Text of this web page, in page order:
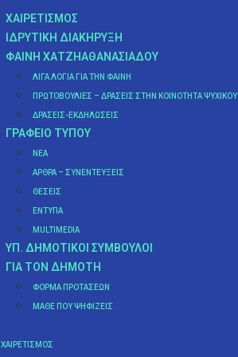
ΧΑΙΡΕΤΙΣΜΌΣ
ΙΔΡΥΤΙΚΉ ΔΙΑΚΉΡΥΞΗ
ΦΑΊΝΗ ΧΑΤΖΗΑΘΑΝΑΣΙΆΔΟΥ
ΛΊΓΑ ΛΌΓΙΑ ΓΙΑ ΤΗΝ ΦΑΊΝΗ
ΠΡΩΤΟΒΟΥΛΊΕΣ – ΔΡΆΣΕΙΣ ΣΤΗΝ ΚΟΙΝΌΤΗΤΑ ΨΥΧΙΚΟΎ
ΔΡΆΣΕΙΣ-ΕΚΔΗΛΏΣΕΙΣ
ΓΡΑΦΕΊΟ ΤΎΠΟΥ
ΝΈΑ
ΆΡΘΡΑ – ΣΥΝΕΝΤΕΎΞΕΙΣ
ΘΈΣΕΙΣ
ΈΝΤΥΠΑ
MULTIMEDIA
ΥΠ. ΔΗΜΟΤΙΚΟΊ ΣΎΜΒΟΥΛΟΙ
ΓΙΑ ΤΟΝ ΔΗΜΌΤΗ
ΦΌΡΜΑ ΠΡΟΤΆΣΕΩΝ
MΆΘΕ ΠΟΥ ΨΗΦΊΖΕΙΣ
ΧΑΙΡΕΤΙΣΜΌΣ